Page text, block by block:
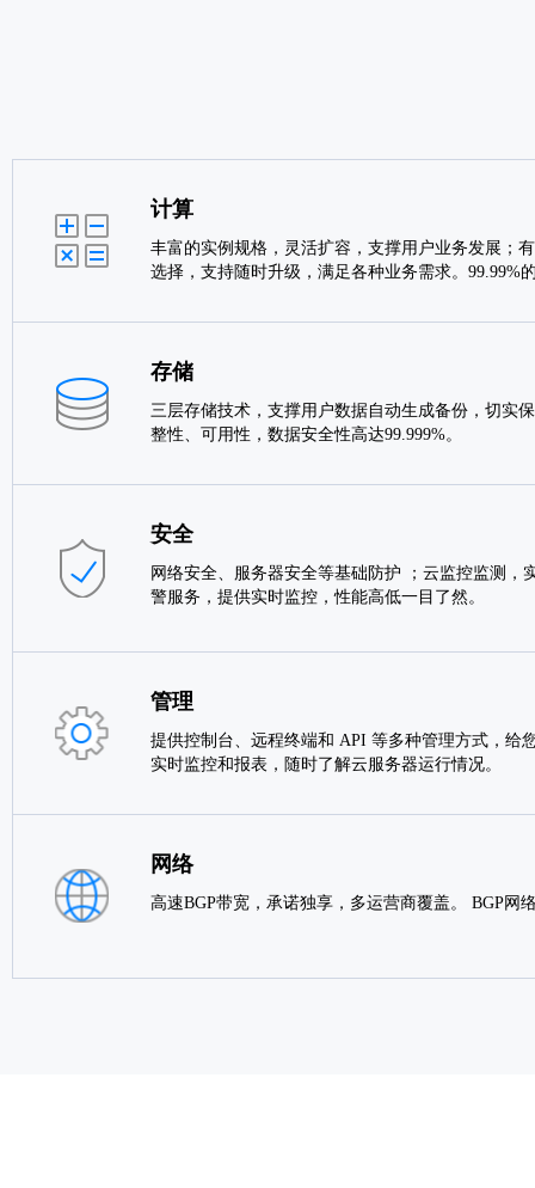
计算
丰富的实例规格，灵活扩容，支撑用户业务发展；
选择，支持随时升级，满足各种业务需求。99.99%
存储
三层存储技术，支撑用户数据自动生成备份，切实
整性、可用性，数据安全性高达99.999%。
安全
网络安全、服务器安全等基础防护 ；云监控监测
警服务，提供实时监控，性能高低一目了然。
管理
提供控制台、远程终端和 API 等多种管理方式，给
实时监控和报表，随时了解云服务器运行情况。
网络
高速BGP带宽，承诺独享，多运营商覆盖。 BGP